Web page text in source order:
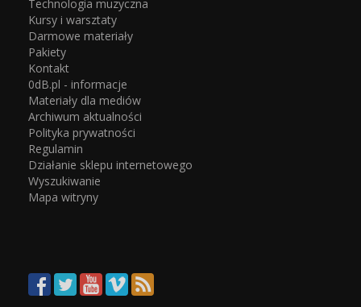
Technologia muzyczna
Kursy i warsztaty
Darmowe materiały
Pakiety
Kontakt
0dB.pl - informacje
Materiały dla mediów
Archiwum aktualności
Polityka prywatności
Regulamin
Działanie sklepu internetowego
Wyszukiwanie
Mapa witryny